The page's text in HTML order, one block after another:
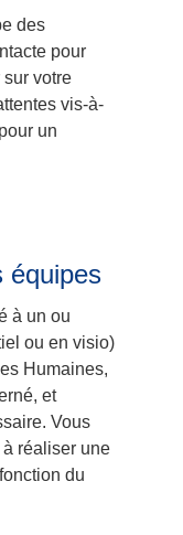
des
pour
votre
vis-à-
un
équipes
à un ou
ou en visio)
Humaines,
et
Vous
réaliser une
du